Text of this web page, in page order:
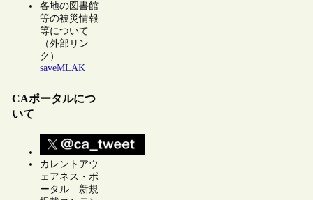
各地の図書館
等の被災情報
等について
（外部リン
ク）
saveMLAK
CAポータルにつ
いて
カレントアウ
ェアネス・ポ
ータル 新規